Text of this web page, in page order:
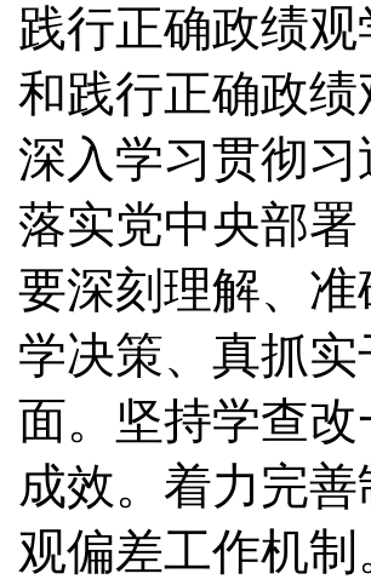
践行正确政绩
和践行正确政
深入学习贯彻
落实党中央部
要深刻理解、
学决策、真抓
面。坚持学查
成效。着力完
观偏差工作机